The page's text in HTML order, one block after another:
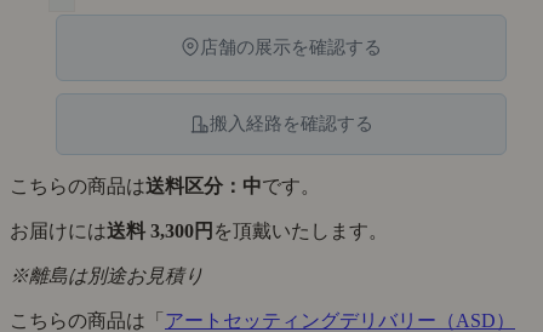
店舗の展示を確認する
搬入経路を確認する
こちらの商品は送料区分：中です。
お届けには送料 3,300円 を頂戴いたします。
※離島は別途お見積り
こちらの商品は「 アートセッティングデリバリー（ASD）